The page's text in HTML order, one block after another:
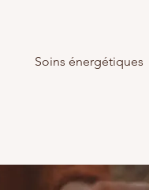
Soins énergétiques